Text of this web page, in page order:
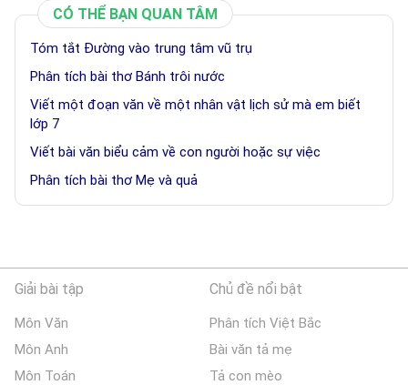
CÓ THỂ BẠN QUAN TÂM
Tóm tắt Đường vào trung tâm vũ trụ
Phân tích bài thơ Bánh trôi nước
Viết một đoạn văn về một nhân vật lịch sử mà em biết
lớp 7
Viết bài văn biểu cảm về con người hoặc sự việc
Phân tích bài thơ Mẹ và quả
Giải bài tập
Môn Văn
Môn Anh
Môn Toán
Chủ đề nổi bật
Phân tích Việt Bắc
Bài văn tả mẹ
Tả con mèo